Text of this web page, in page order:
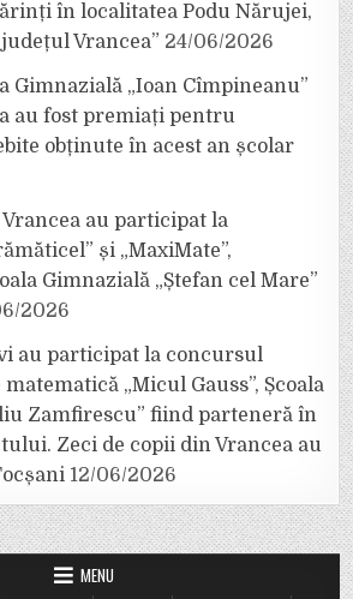
în localitatea Podu Nărujei,
Vrancea” 24/06/2026
Gimnazială „Ioan Cîmpineanu”
au fost premiați pentru
obținute în acest an școlar
au participat la
și „MaxiMate”,
Gimnazială „Ștefan cel Mare”
2026
au participat la concursul
„Micul Gauss”, Școala
Zamfirescu” fiind parteneră în
Zeci de copii din Vrancea au
12/06/2026
MENU